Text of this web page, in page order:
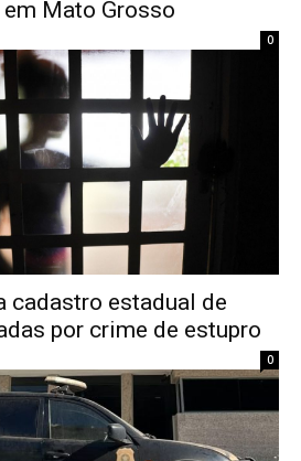
Mato Grosso
0
cadastro estadual de
por crime de estupro
0